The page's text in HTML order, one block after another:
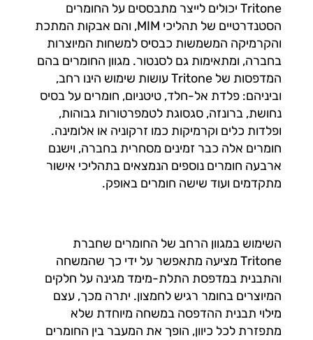
Tritone יכולים לייצר מתבססים על החומרים
הסטנדרטיים של תהליכי MIM, והם אבקות המתכת
והקרמיקה המשמשות כבסיס למשחות המיוצרות
בחברה, ומתאימות גם לסנטור. מגוון החומרים בהם
המדפסות של Tritone עושות שימוש הינו רחב,
וביניהם: פלדת אל-חלד, טיטניום, חומרים על בסיס
נחושת, ברונזה, סגסוגת לטמפרטורות גבוהות,
ופלדות כלים וקרמיקות כמו זרקוניה או אלומינה.
חומרים אלה כבר זמינים מסחרית בחברה, וישנם
ארבעה חומרים נוספים הנמצאים בתהליכי אישור
מתקדמים ועוד שישה חומרים באופק.
השימוש במגוון הרחב של החומרים שחברת
Tritone מציעה מתאפשר על ידי כך שהמשחה
והתבנית במדפסת התלת-מימד מגינה על חלקים
המיוצרים בחומר רגיש לחמצון. יתרה מכך, עצם
מילוי תבנית ההדפסה במשחה מיוחדת שלא
מתפזרת לכל כיוון, הופך את המעבר בין החומרים